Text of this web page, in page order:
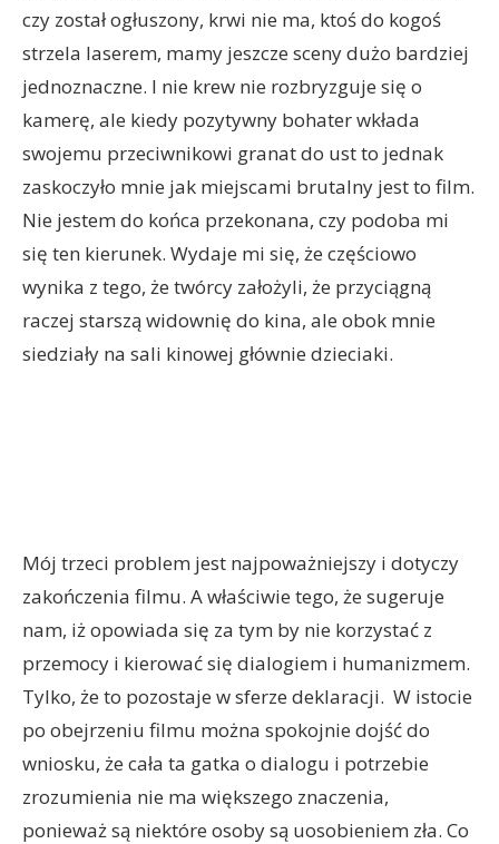
czy został ogłuszony, krwi nie ma, ktoś do kogoś
strzela laserem, mamy jeszcze sceny dużo bardziej
jednoznaczne. I nie krew nie rozbryzguje się o
kamerę, ale kiedy pozytywny bohater wkłada
swojemu przeciwnikowi granat do ust to jednak
zaskoczyło mnie jak miejscami brutalny jest to film.
Nie jestem do końca przekonana, czy podoba mi
się ten kierunek. Wydaje mi się, że częściowo
wynika z tego, że twórcy założyli, że przyciągną
raczej starszą widownię do kina, ale obok mnie
siedziały na sali kinowej głównie dzieciaki.
Mój trzeci problem jest najpoważniejszy i dotyczy
zakończenia filmu. A właściwie tego, że sugeruje
nam, iż opowiada się za tym by nie korzystać z
przemocy i kierować się dialogiem i humanizmem.
Tylko, że to pozostaje w sferze deklaracji. W istocie
po obejrzeniu filmu można spokojnie dojść do
wniosku, że cała ta gatka o dialogu i potrzebie
zrozumienia nie ma większego znaczenia,
ponieważ są niektóre osoby są uosobieniem zła. Co